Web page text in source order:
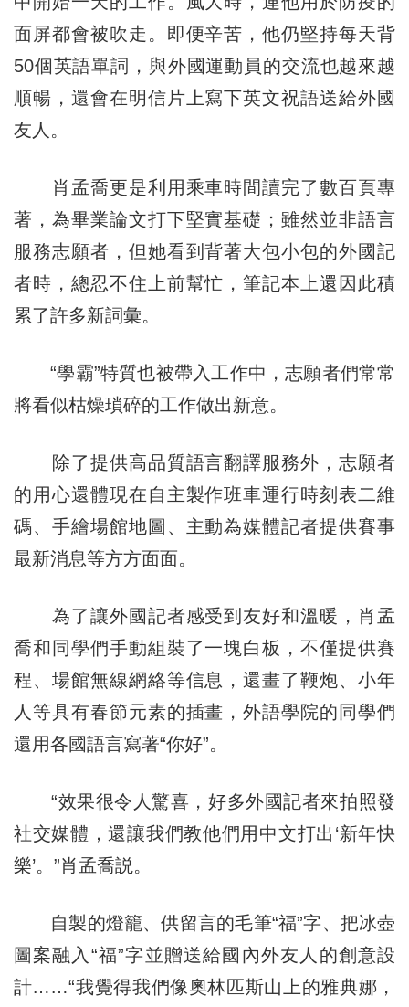
面屏都會被吹走。即便辛苦，他仍堅持每天背
50個英語單詞，與外國運動員的交流也越來越
順暢，還會在明信片上寫下英文祝語送給外國
友人。
肖孟喬更是利用乘車時間讀完了數百頁專
著，為畢業論文打下堅實基礎；雖然並非語言
服務志願者，但她看到背著大包小包的外國記
者時，總忍不住上前幫忙，筆記本上還因此積
累了許多新詞彙。
“學霸”特質也被帶入工作中，志願者們常常
將看似枯燥瑣碎的工作做出新意。
除了提供高品質語言翻譯服務外，志願者
的用心還體現在自主製作班車運行時刻表二維
碼、手繪場館地圖、主動為媒體記者提供賽事
最新消息等方方面面。
為了讓外國記者感受到友好和溫暖，肖孟
喬和同學們手動組裝了一塊白板，不僅提供賽
程、場館無線網絡等信息，還畫了鞭炮、小年
人等具有春節元素的插畫，外語學院的同學們
還用各國語言寫著“你好”。
“效果很令人驚喜，好多外國記者來拍照發
社交媒體，還讓我們教他們用中文打出‘新年快
樂’。”肖孟喬説。
自製的燈籠、供留言的毛筆“福”字、把冰壺
圖案融入“福”字並贈送給國內外友人的創意設
計……“我覺得我們像奧林匹斯山上的雅典娜，